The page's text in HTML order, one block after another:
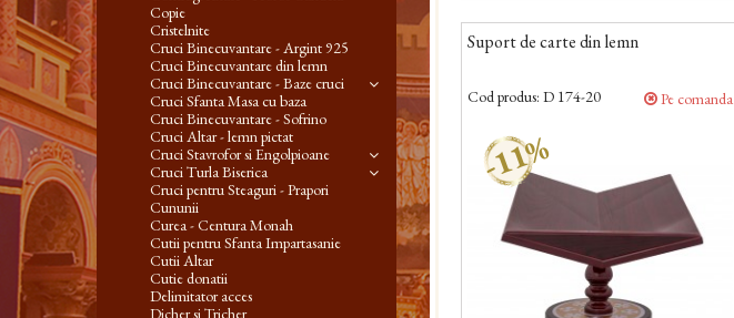
Copie
Cristelnite
Cruci Binecuvantare - Argint 925
Cruci Binecuvantare din lemn
Cruci Binecuvantare - Baze cruci
Cruci Sfanta Masa cu baza
Cruci Binecuvantare - Sofrino
Cruci Altar - lemn pictat
Cruci Stavrofor si Engolpioane
Cruci Turla Biserica
Cruci pentru Steaguri - Prapori
Cununii
Curea - Centura Monah
Cutii pentru Sfanta Impartasanie
Cutii Altar
Cutie donatii
Delimitator acces
Dicher si Tricher
Suport de carte din lemn
Cod produs: D 174-20 Pe comanda
-11%